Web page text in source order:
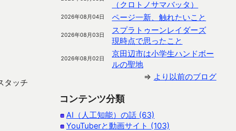
タッチ
（クロトノサマバッタ）
2026年08月04日 ページ一新、触れたいこと
2026年08月03日
スプラトゥーンレイダーズ
現時点で思ったこと
2026年08月02日
京田辺市は小学生ハンドボー
ルの聖地
⇒ より以前のブログ
コンテンツ分類
AI（人工知能）の話 (63)
YouTuberと動画サイト (103)